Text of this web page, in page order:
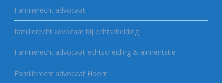
Familierecht advocaat
familierecht advocaat bij echtscheiding
Familierecht advocaat echtscheiding & alimentatie
Familierecht advocaat Hoorn